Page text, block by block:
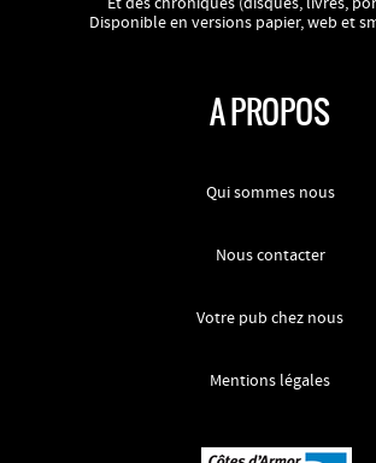
Disponible en versions papier, web et
A PROPOS
Qui sommes nous
Nous contacter
Votre pub chez nous
Mentions légales